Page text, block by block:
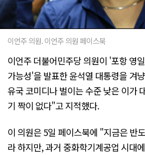
이언주 의원. 이언주 의원 페이스북
이언주 더불어민주당 의원이 '포항 영
가능성'을 발표한 윤석열 대통령을 겨
유국 코미디나 벌이는 수준 낮은 이가
기 짝이 없다"고 지적했다.
이 의원은 5일 페이스북에 "지금은 반
라 하지만, 과거 중화학기계공업 시대